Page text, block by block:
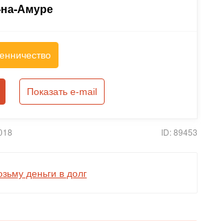
Амуре
Показать e-mail
ID: 89453
деньги в долг